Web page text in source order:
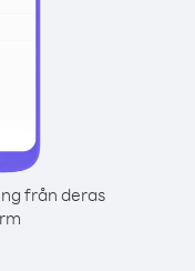
från deras